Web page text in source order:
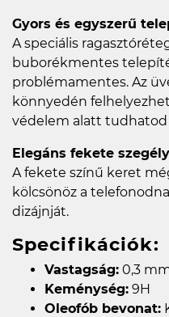
Gyors és egyszerű
A speciális
buborékmentes
problémamentes. Az
könnyedén
védelem alatt tudhatod
Elegáns fekete szegély
A fekete színű keret
kölcsönöz a
dizájnját.
Specifikációk:
Vastagság: 0,3
Keménység: 9H
Oleofób bevonat: